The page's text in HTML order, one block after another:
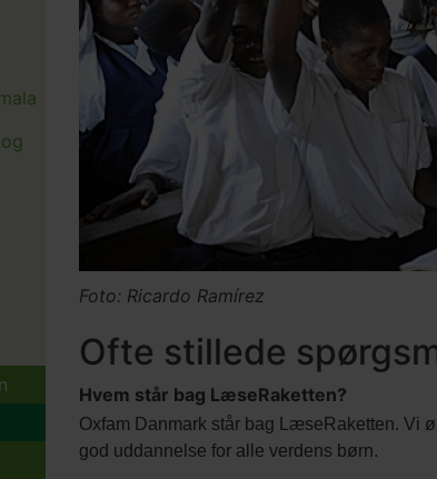
Foto: Ricardo Ramírez
Ofte stillede
Hvem står bag LæseRaketten?
Oxfam Danmark står bag LæseRaketten. Vi
god uddannelse for alle verdens børn.